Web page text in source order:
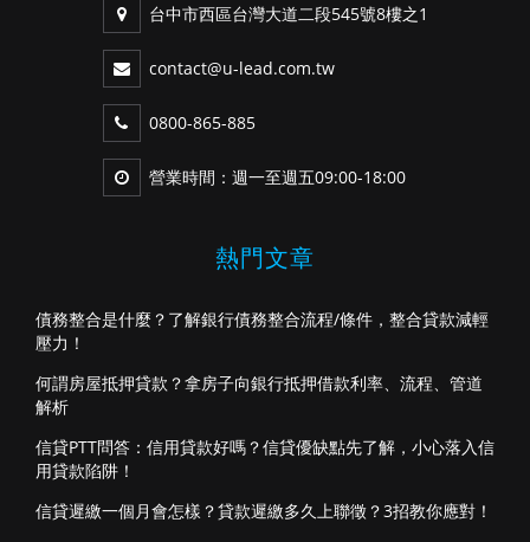
台中市西區台灣大道二段545號8樓之1
contact@u-lead.com.tw
0800-865-885
營業時間：週一至週五09:00-18:00
熱門文章
債務整合是什麼？了解銀行債務整合流程/條件，整合貸款減輕
壓力！
何謂房屋抵押貸款？拿房子向銀行抵押借款利率、流程、管道
解析
信貸PTT問答：信用貸款好嗎？信貸優缺點先了解，小心落入信
用貸款陷阱！
信貸遲繳一個月會怎樣？貸款遲繳多久上聯徵？3招教你應對！